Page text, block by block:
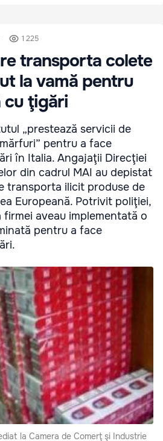
1 225
transporta colete
la vamă pentru
cu ţigări
„prestează servicii de
pentru a face
în Italia. Angajaţii Direcţiei
din cadrul MAI au depistat
transporta ilicit produse de
Europeană. Potrivit poliţiei,
aveau implementată o
pentru a face
la Camera de Comerţ şi Industrie